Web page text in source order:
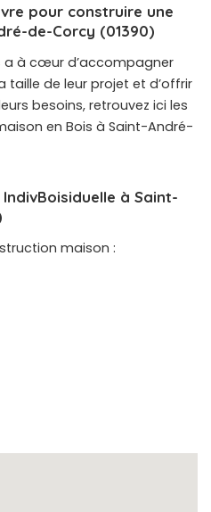
pour construire une
de-Corcy (01390)
a à cœur d’accompagner
taille de leur projet et d’offrir
besoins, retrouvez ici les
en Bois à Saint-André-
à Saint-
maison :